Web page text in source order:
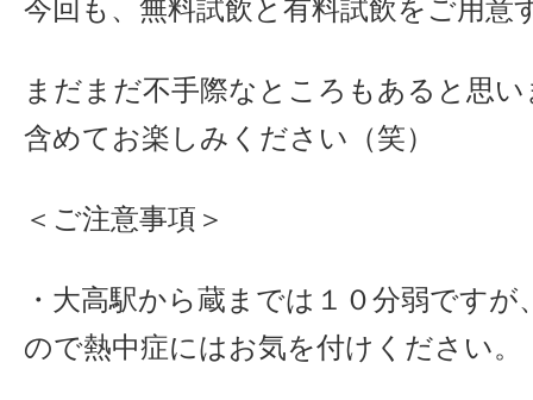
今回も、無料試飲と有料試飲をご用意
まだまだ不手際なところもあると思
含めてお楽しみください（笑）
＜ご注意事項＞
・大高駅から蔵までは１０分弱です
ので熱中症にはお気を付けください。